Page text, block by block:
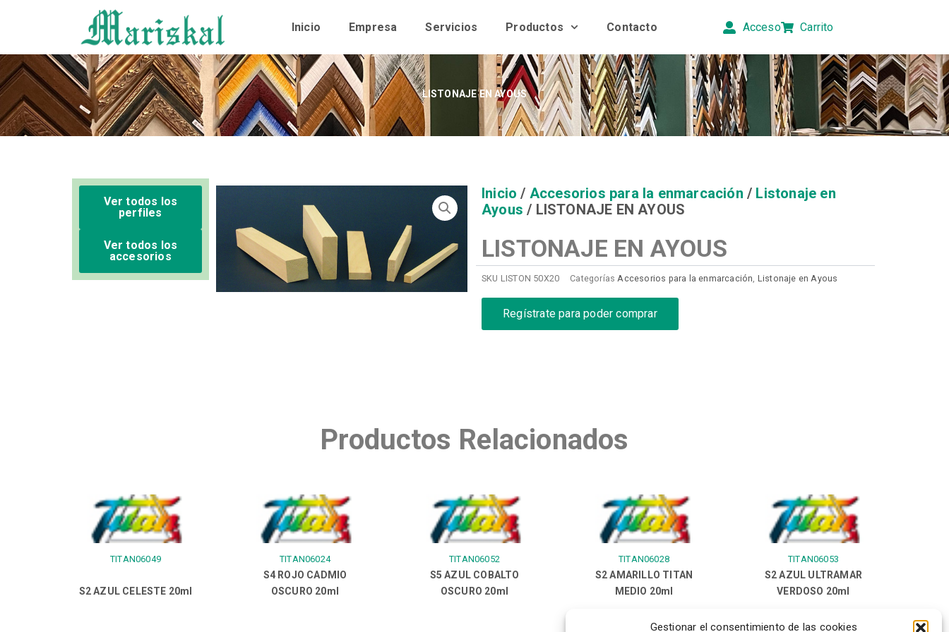
Gestionar el consentimiento de las cookies
Inicio Empresa Servicios Productos Contacto Acceso Carrito
LISTONAJE EN AYOUS
Ver todos los
perfiles
Ver todos los
accesorios
Inicio / Accesorios para la enmarcación / Listonaje en
Ayous / LISTONAJE EN AYOUS
LISTONAJE EN AYOUS
SKU LISTON 50X20 Categorías Accesorios para la enmarcación, Listonaje en Ayous
Regístrate para poder comprar
Productos Relacionados
TITAN06049
S2 AZUL CELESTE 20ml
TITAN06024
S4 ROJO CADMIO
OSCURO 20ml
TITAN06052
S5 AZUL COBALTO
OSCURO 20ml
TITAN06028
S2 AMARILLO TITAN
MEDIO 20ml
TITAN06053
S2 AZUL ULTRAMAR
VERDOSO 20ml